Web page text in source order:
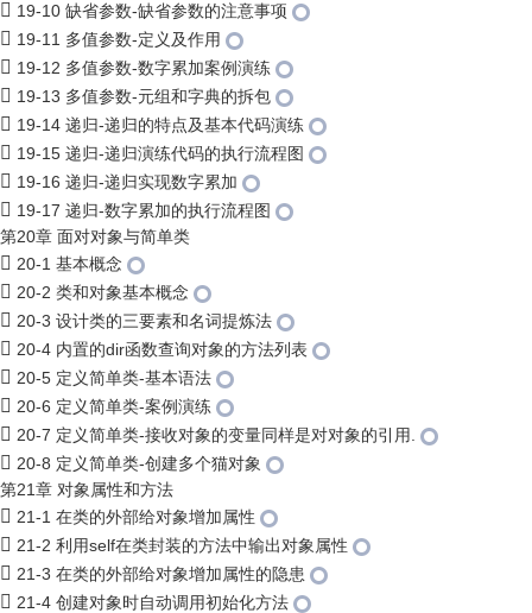
19-10 缺省参数-缺省参数的注意事项
19-11 多值参数-定义及作用
19-12 多值参数-数字累加案例演练
19-13 多值参数-元组和字典的拆包
19-14 递归-递归的特点及基本代码演练
19-15 递归-递归演练代码的执行流程图
19-16 递归-递归实现数字累加
19-17 递归-数字累加的执行流程图
第20章 面对对象与简单类
20-1 基本概念
20-2 类和对象基本概念
20-3 设计类的三要素和名词提炼法
20-4 内置的dir函数查询对象的方法列表
20-5 定义简单类-基本语法
20-6 定义简单类-案例演练
20-7 定义简单类-接收对象的变量同样是对对象的引用.
20-8 定义简单类-创建多个猫对象
第21章 对象属性和方法
21-1 在类的外部给对象增加属性
21-2 利用self在类封装的方法中输出对象属性
21-3 在类的外部给对象增加属性的隐患
21-4 创建对象时自动调用初始化方法